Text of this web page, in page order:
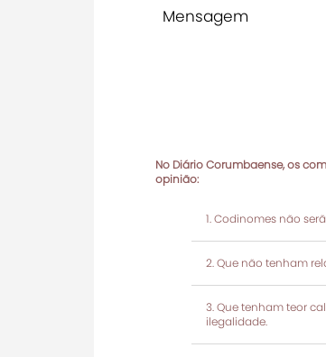
Mensagem
No Diário Corumbaense, os
opinião:
Codinomes não
Que não tenham
Que tenham teor
ilegalidade.